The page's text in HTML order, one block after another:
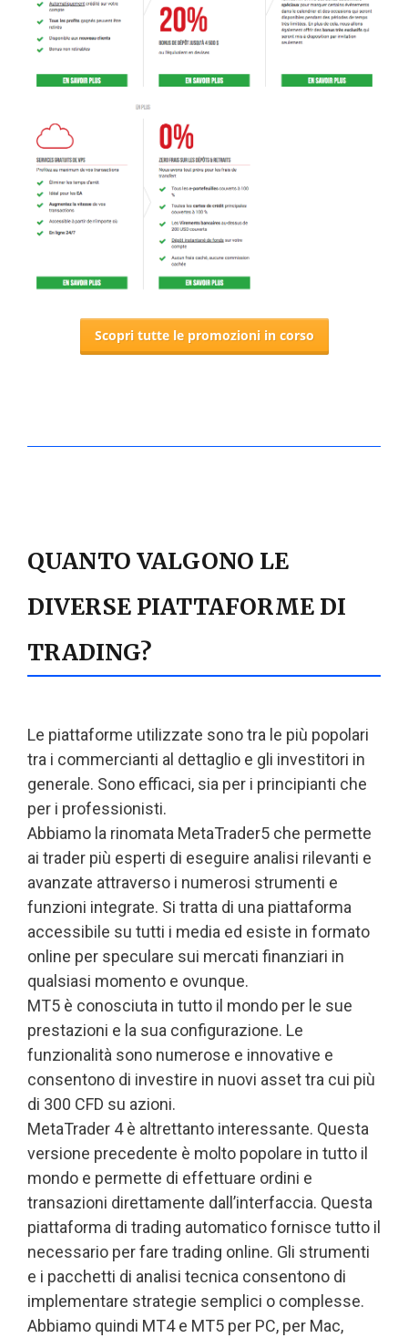
Scopri tutte le promozioni in corso
QUANTO VALGONO LE
DIVERSE PIATTAFORME DI
TRADING?
Le piattaforme utilizzate sono tra le più popolari
tra i commercianti al dettaglio e gli investitori in
generale. Sono efficaci, sia per i principianti che
per i professionisti.
Abbiamo la rinomata MetaTrader5 che permette
ai trader più esperti di eseguire analisi rilevanti e
avanzate attraverso i numerosi strumenti e
funzioni integrate. Si tratta di una piattaforma
accessibile su tutti i media ed esiste in formato
online per speculare sui mercati finanziari in
qualsiasi momento e ovunque.
MT5 è conosciuta in tutto il mondo per le sue
prestazioni e la sua configurazione. Le
funzionalità sono numerose e innovative e
consentono di investire in nuovi asset tra cui più
di 300 CFD su azioni.
MetaTrader 4 è altrettanto interessante. Questa
versione precedente è molto popolare in tutto il
mondo e permette di effettuare ordini e
transazioni direttamente dall’interfaccia. Questa
piattaforma di trading automatico fornisce tutto il
necessario per fare trading online. Gli strumenti
e i pacchetti di analisi tecnica consentono di
implementare strategie semplici o complesse.
Abbiamo quindi MT4 e MT5 per PC, per Mac,